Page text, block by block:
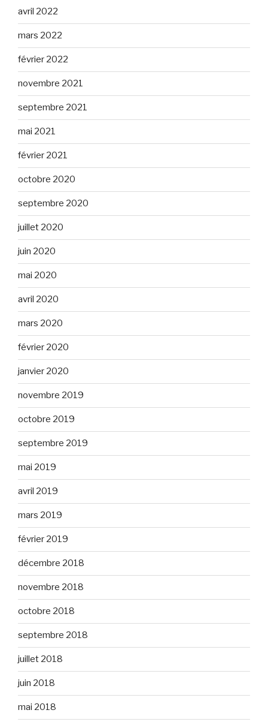
avril 2022
mars 2022
février 2022
novembre 2021
septembre 2021
mai 2021
février 2021
octobre 2020
septembre 2020
juillet 2020
juin 2020
mai 2020
avril 2020
mars 2020
février 2020
janvier 2020
novembre 2019
octobre 2019
septembre 2019
mai 2019
avril 2019
mars 2019
février 2019
décembre 2018
novembre 2018
octobre 2018
septembre 2018
juillet 2018
juin 2018
mai 2018